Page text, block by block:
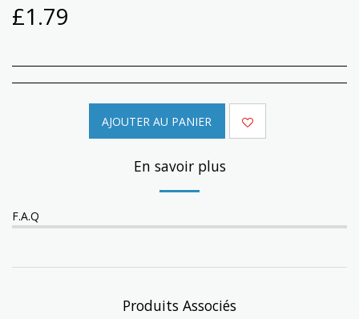
£1.79
AJOUTER AU PANIER
En savoir plus
F.A.Q
Produits Associés